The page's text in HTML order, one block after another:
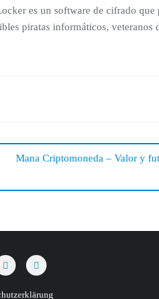
es un software de cifrado que
piratas informáticos, veteranos
Mana Criptomoneda – Valor y